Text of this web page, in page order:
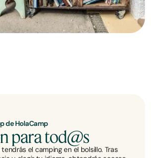
de HolaCamp
para tod@s
el camping en el bolsillo. Tras